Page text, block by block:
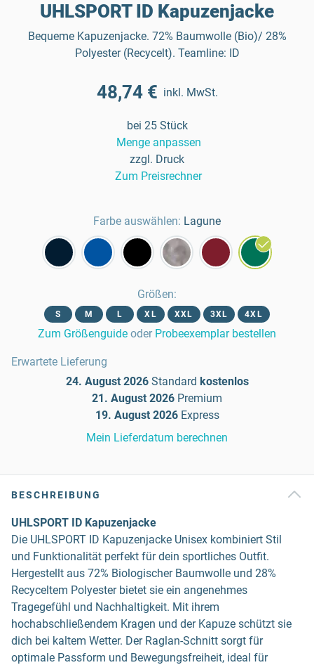
UHLSPORT ID Kapuzenjacke
Bequeme Kapuzenjacke. 72% Baumwolle (Bio)/ 28%
Polyester (Recycelt). Teamline: ID
48,74 € inkl. MwSt.
bei 25 Stück
Menge anpassen
zzgl. Druck
Zum Preisrechner
Farbe auswählen: Lagune
Größen:
S M L XL XXL 3XL 4XL
Zum Größenguide oder Probeexemplar bestellen
Erwartete Lieferung
24. August 2026 Standard kostenlos
21. August 2026 Premium
19. August 2026 Express
Mein Lieferdatum berechnen
BESCHREIBUNG
UHLSPORT ID Kapuzenjacke
Die UHLSPORT ID Kapuzenjacke Unisex kombiniert Stil
und Funktionalität perfekt für dein sportliches Outfit.
Hergestellt aus 72% Biologischer Baumwolle und 28%
Recyceltem Polyester bietet sie ein angenehmes
Tragegefühl und Nachhaltigkeit. Mit ihrem
hochabschließendem Kragen und der Kapuze schützt sie
dich bei kaltem Wetter. Der Raglan-Schnitt sorgt für
optimale Passform und Bewegungsfreiheit, ideal für